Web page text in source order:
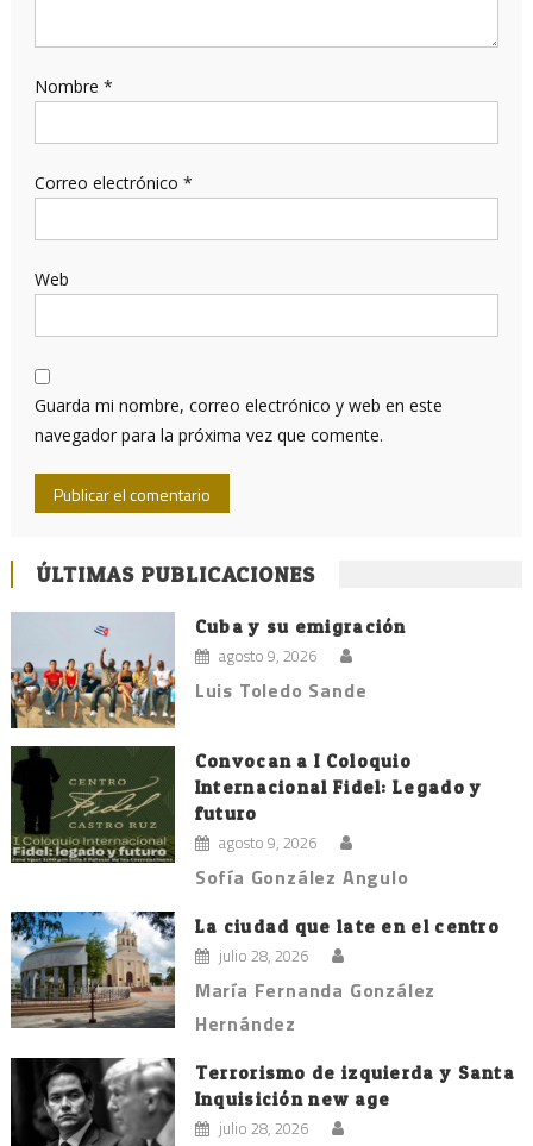
Nombre *
Correo electrónico *
Web
Guarda mi nombre, correo electrónico y web en este
navegador para la próxima vez que comente.
ÚLTIMAS PUBLICACIONES
Cuba y su emigración
agosto 9, 2026
Luis Toledo Sande
Convocan a I Coloquio
Internacional Fidel: Legado y
futuro
agosto 9, 2026
Sofía González Angulo
La ciudad que late en el centro
julio 28, 2026
María Fernanda González
Hernández
Terrorismo de izquierda y Santa
Inquisición new age
julio 28, 2026